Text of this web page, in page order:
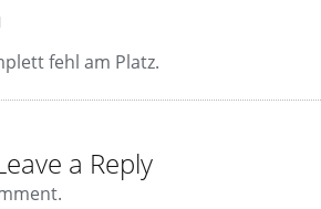
fehl am Platz.
a Reply